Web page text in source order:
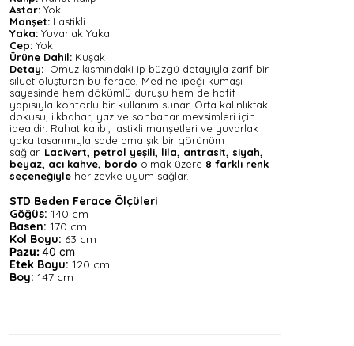
Astar: Yok
Manşet: Lastikli
Yaka: Yuvarlak Yaka
Cep: Yok
Ürüne Dahil: Kuşak
Detay: Omuz kısmındaki ip büzgü detayıyla zarif bir
siluet oluşturan bu ferace, Medine ipeği kumaşı
sayesinde hem dökümlü duruşu hem de hafif
yapısıyla konforlu bir kullanım sunar. Orta kalınlıktaki
dokusu, ilkbahar, yaz ve sonbahar mevsimleri için
idealdir. Rahat kalıbı, lastikli manşetleri ve yuvarlak
yaka tasarımıyla sade ama şık bir görünüm
sağlar. Lacivert, petrol yeşili, lila, antrasit, siyah,
beyaz, acı kahve, bordo olmak üzere 8 farklı renk
seçeneğiyle her zevke uyum sağlar.
STD Beden Ferace Ölçüleri
Göğüs: 140 cm
Basen: 170 cm
Kol Boyu: 63 cm
Pazu:40 cm
Etek Boyu: 120 cm
Boy: 147 cm